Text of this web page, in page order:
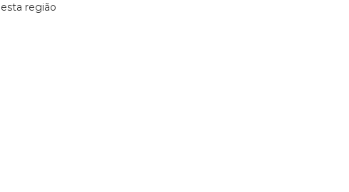
região